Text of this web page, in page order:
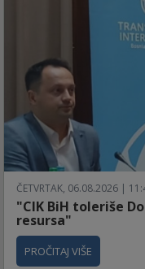
ČETVRTAK, 06.08.2026 |
"CIK BiH toleriše
resursa"
PROČITAJ VIŠE